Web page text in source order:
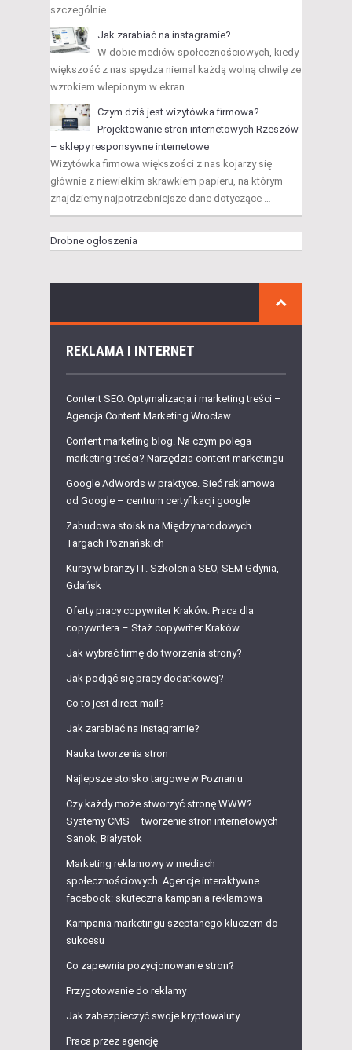
szczególnie …
Jak zarabiać na instagramie?
W dobie mediów społecznościowych, kiedy
większość z nas spędza niemal każdą wolną chwilę ze
wzrokiem wlepionym w ekran …
Czym dziś jest wizytówka firmowa?
Projektowanie stron internetowych Rzeszów
– sklepy responsywne internetowe
Wizytówka firmowa większości z nas kojarzy się
głównie z niewielkim skrawkiem papieru, na którym
znajdziemy najpotrzebniejsze dane dotyczące …
Drobne ogłoszenia
REKLAMA I INTERNET
Content SEO. Optymalizacja i marketing treści –
Agencja Content Marketing Wrocław
Content marketing blog. Na czym polega
marketing treści? Narzędzia content marketingu
Google AdWords w praktyce. Sieć reklamowa
od Google – centrum certyfikacji google
Zabudowa stoisk na Międzynarodowych
Targach Poznańskich
Kursy w branży IT. Szkolenia SEO, SEM Gdynia,
Gdańsk
Oferty pracy copywriter Kraków. Praca dla
copywritera – Staż copywriter Kraków
Jak wybrać firmę do tworzenia strony?
Jak podjąć się pracy dodatkowej?
Co to jest direct mail?
Jak zarabiać na instagramie?
Nauka tworzenia stron
Najlepsze stoisko targowe w Poznaniu
Czy każdy może stworzyć stronę WWW?
Systemy CMS – tworzenie stron internetowych
Sanok, Białystok
Marketing reklamowy w mediach
społecznościowych. Agencje interaktywne
facebook: skuteczna kampania reklamowa
Kampania marketingu szeptanego kluczem do
sukcesu
Co zapewnia pozycjonowanie stron?
Przygotowanie do reklamy
Jak zabezpieczyć swoje kryptowaluty
Praca przez agencję